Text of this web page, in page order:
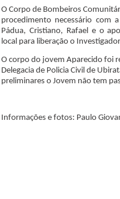
O Corpo de Bombeiros
procedimento necessário com
Pádua, Cristiano, Rafael e o
local para liberação o
O corpo do jovem Aparecido foi
Delegacia de Policia Civil de
preliminares o Jovem não tem
Informações e fotos: Paulo